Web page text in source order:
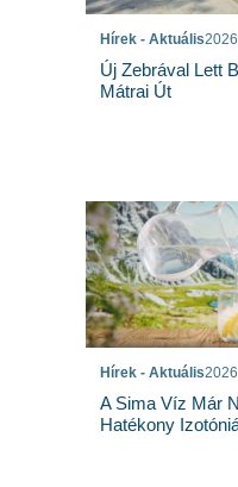
Hírek - Aktuális
Új Zebrával Lett
Mátrai Út
Hírek - Aktuális
A Sima Víz Már
Hatékony